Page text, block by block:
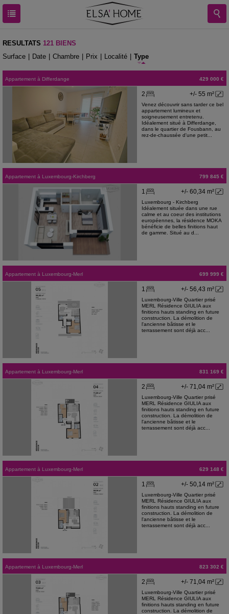
RESULTATS 121 BIENS
Surface
Date Chambre Prix Localité Type
Appartement à Differdange 429 000 €
+/- 55 m²
2
Venez découvrir sans tarder ce bel
appartement lumineux et
soigneusement entretenu.
Idéalement situé à Differdange,
dans le quartier de Fousbann, au
rez-de-chaussée d'une petit...
Appartement à Luxembourg-Kirchberg 799 845 €
+/- 60,34 m²
1
Luxembourg - Kirchberg
Idéalement située dans une rue
calme et au coeur des institutions
européennes, la résidence MOKA
bénéficie de belles finitions haut
de gamme. Situé au d...
Appartement à Luxembourg-Merl 699 999 €
+/- 56,43 m²
1
Luxembourg-Ville Quartier prisé
MERL Résidence GIULIA aux
finitions hauts standing en future
construction. La démolition de
l'ancienne bâtisse et le
terrassement sont déjà acc...
Appartement à Luxembourg-Merl 831 169 €
+/- 71,04 m²
2
Luxembourg-Ville Quartier prisé
MERL Résidence GIULIA aux
finitions hauts standing en future
construction. La démolition de
l'ancienne bâtisse et le
terrassement sont déjà acc...
Appartement à Luxembourg-Merl 629 148 €
+/- 50,14 m²
1
Luxembourg-Ville Quartier prisé
MERL Résidence GIULIA aux
finitions hauts standing en future
construction. La démolition de
l'ancienne bâtisse et le
terrassement sont déjà acc...
Appartement à Luxembourg-Merl 823 302 €
+/- 71,04 m²
2
Luxembourg-Ville Quartier prisé
MERL Résidence GIULIA aux
finitions hauts standing en future
construction. La démolition de